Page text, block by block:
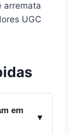
arremata
UGC
em
▾